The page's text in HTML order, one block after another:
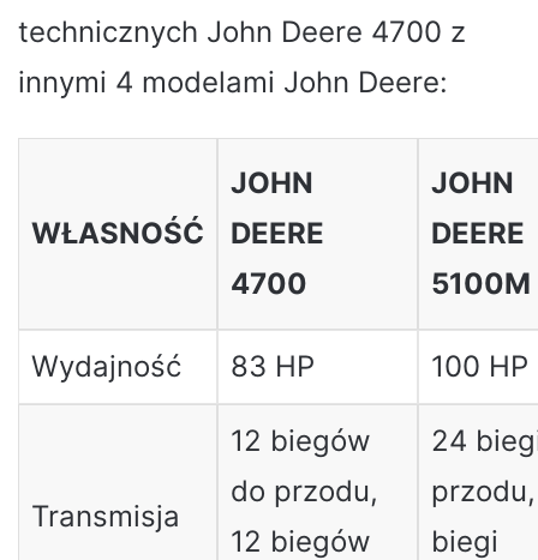
technicznych John Deere 4700 z
innymi 4 modelami John Deere:
WŁASNOŚĆ
JOHN
DEERE
4700
JOHN
DEERE
5100M
Wydajność 83 HP 100 HP
Transmisja
12 biegów
do przodu,
12 biegów
24
biegi